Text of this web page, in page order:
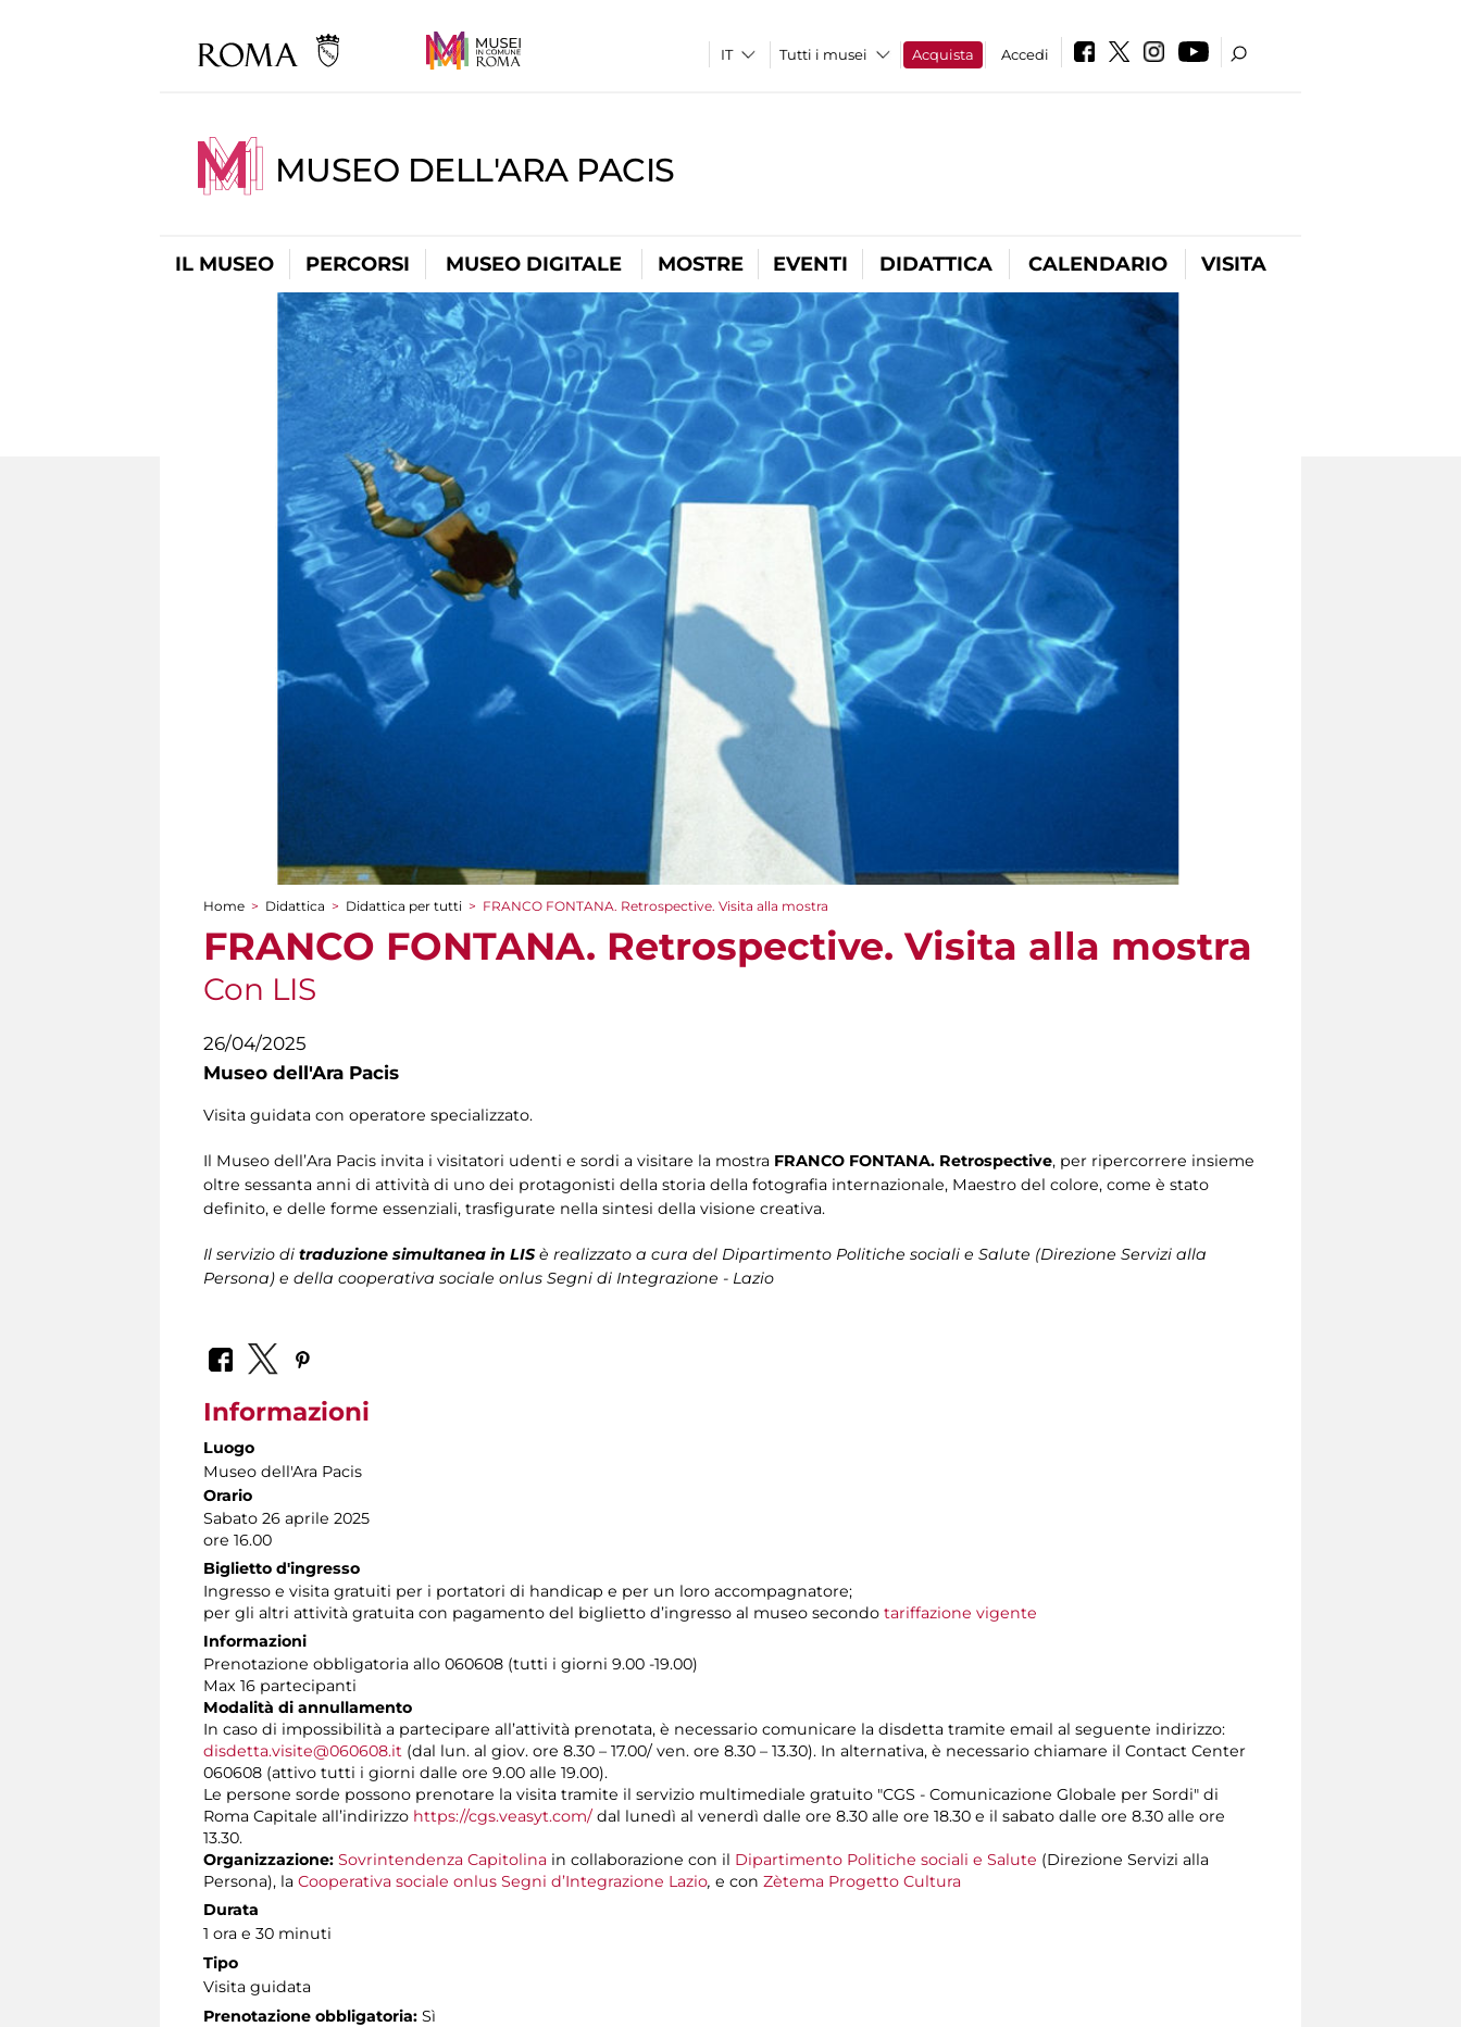
Tutti i musei Acquista Accedi
MUSEO DELL'ARA PACIS
IL MUSEO PERCORSI MUSEO DIGITALE MOSTRE EVENTI DIDATTICA CALENDARIO VISITA
Tu sei qui
Home > Didattica > Didattica per tutti > FRANCO FONTANA. Retrospective. Visita alla mostra
FRANCO FONTANA. Retrospective. Visita alla mostra
Con LIS
26/04/2025
Museo dell'Ara Pacis
Visita guidata con operatore specializzato.
Il Museo dell’Ara Pacis invita i visitatori udenti e sordi a visitare la mostra FRANCO FONTANA. Retrospective, per ripercorrere insieme
oltre sessanta anni di attività di uno dei protagonisti della storia della fotografia internazionale, Maestro del colore, come è stato
definito, e delle forme essenziali, trasfigurate nella sintesi della visione creativa.
Il servizio di traduzione simultanea in LIS è realizzato a cura del Dipartimento Politiche sociali e Salute (Direzione Servizi alla
Persona) e della cooperativa sociale onlus Segni di Integrazione - Lazio
Informazioni
Luogo
Museo dell'Ara Pacis
Orario
Sabato 26 aprile 2025
ore 16.00
Biglietto d'ingresso
Ingresso e visita gratuiti per i portatori di handicap e per un loro accompagnatore;
per gli altri attività gratuita con pagamento del biglietto d’ingresso al museo secondo tariffazione vigente
Informazioni
Prenotazione obbligatoria allo 060608 (tutti i giorni 9.00 -19.00)
Max 16 partecipanti
Modalità di annullamento
In caso di impossibilità a partecipare all’attività prenotata, è necessario comunicare la disdetta tramite email al seguente indirizzo:
disdetta.visite@060608.it (dal lun. al giov. ore 8.30 – 17.00/ ven. ore 8.30 – 13.30). In alternativa, è necessario chiamare il Contact Center
060608 (attivo tutti i giorni dalle ore 9.00 alle 19.00).
Le persone sorde possono prenotare la visita tramite il servizio multimediale gratuito "CGS - Comunicazione Globale per Sordi" di
Roma Capitale all’indirizzo https://cgs.veasyt.com/dal lunedì al venerdì dalle ore 8.30 alle ore 18.30 e il sabato dalle ore 8.30 alle ore
13.30.
Organizzazione: Sovrintendenza Capitolina in collaborazione con il Dipartimento Politiche sociali e Salute (Direzione Servizi alla
Persona), la Cooperativa sociale onlus Segni d’Integrazione Lazio, e con Zètema Progetto Cultura
Durata
1 ora e 30 minuti
Tipo
Visita guidata
Prenotazione obbligatoria: Sì